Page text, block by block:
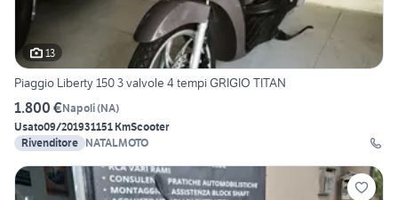
13
Piaggio Liberty 150 3 valvole 4 tempi GRIGIO TITAN
1.800 €Napoli(NA)
Usato09/201931151 KmScooter
Rivenditore NATALMOTO